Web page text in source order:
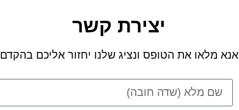
יצירת קשר
אנא מלאו את הטופס ונציג שלנו יחזור אליכם בהקדם